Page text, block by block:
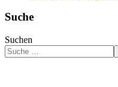
Suche
Suchen